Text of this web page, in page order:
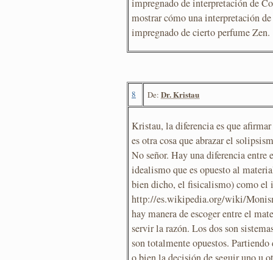
impregnado de interpretación de
mostrar cómo una interpretación
impregnado de cierto perfume Zen.
8 De: Dr. Kristau
Kristau, la diferencia es que
es otra cosa que abrazar el
No señor. Hay una diferencia
idealismo que es opuesto al
bien dicho, el fisicalismo) como el
http://es.wikipedia.org/wiki/
hay manera de escoger entre el
servir la razón. Los dos son
son totalmente opuestos. Partiendo